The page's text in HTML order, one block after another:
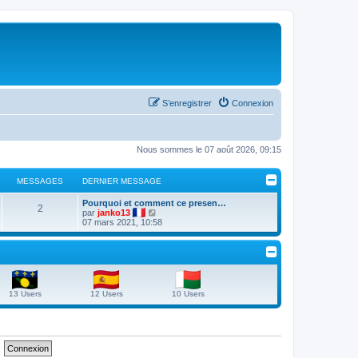
Connexion
S’enregistrer
Nous sommes le 07 août 2026, 09:15
MESSAGES DERNIER MESSAGE
2M
g
s
D
e
r
n
i
a
Pourquoi et comment ce presen…
par janko13
o
i
r
i
m
07 mars 2021, 10:58
13 Users 12 Users 10 Users